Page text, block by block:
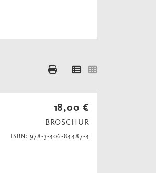
18,00 €
BROSCHUR
ISBN: 978-3-406-84487-4